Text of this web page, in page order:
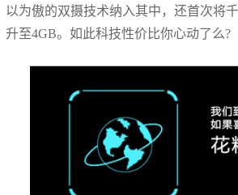
以为傲的双摄技术纳入其中，还首次将
升至4GB。如此科技性价比你心动了么?